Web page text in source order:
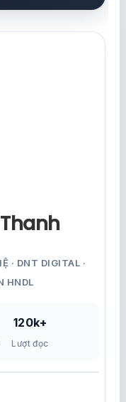
· DNT DIGITAL ·
HNDL
120k+
Lượt đọc